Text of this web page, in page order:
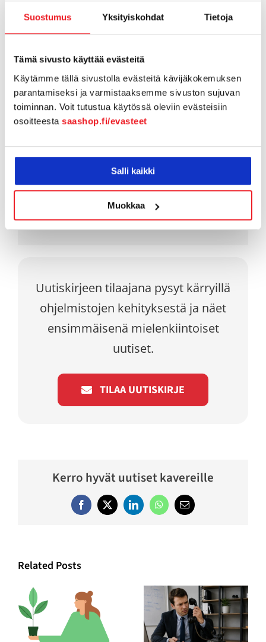
Suostumus Yksityiskohdat Tietoja
Tämä sivusto käyttää evästeitä
Käytämme tällä sivustolla evästeitä kävijäkokemuksen
parantamiseksi ja varmistaaksemme sivuston sujuvan
toiminnan. Voit tutustua käytössä oleviin evästeisiin
osoitteesta saashop.fi/evasteet
Salli kaikki
Muokkaa
Kiinnostuitko SaaS
inventaariosta?
ALOITA KOKEILU
OTA YHTEYTTÄ
010 841 5665
myynti@saashop.fi
Uutiskirjeen tilaajana pysyt kärryillä
ohjelmistojen kehityksestä ja näet
ensimmäisenä mielenkiintoiset
uutiset.
TILAA UUTISKIRJE
Kerro hyvät uutiset kavereille
FacebookTwitterLinkedInWhatsApp
Email
Related Posts